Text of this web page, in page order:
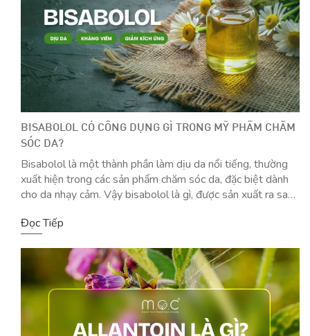
BISABOLOL CÓ CÔNG DỤNG GÌ TRONG MỸ PHẨM CHĂM
SÓC DA?
Bisabolol là một thành phần làm dịu da nổi tiếng, thường
xuất hiện trong các sản phẩm chăm sóc da, đặc biệt dành
cho da nhạy cảm. Vậy bisabolol là gì, được sản xuất ra sao
Bisabolol (còn gọi là α-(-)-bisabolol hay […]
Đọc Tiếp